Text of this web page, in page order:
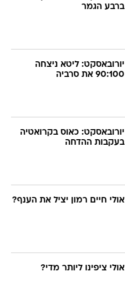
ברבע הגמר
יורובאסקט: ליטא ניצחה
90:100 את סרביה
יורובאסקט: כאוס בקרואטיה
בעקבות ההדחה
אולי חיים רמון יציל את הענף?
אולי ציפינו ליותר מדי?